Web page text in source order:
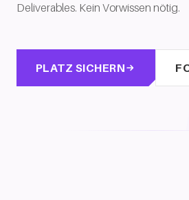
Deliverables. Kein Vorwissen nötig.
PLATZ SICHERN